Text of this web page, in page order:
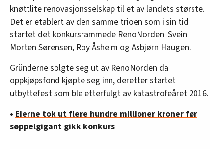
knøttlite renovasjonsselskap til et av landets største.
Det er etablert av den samme trioen som i sin tid
startet det konkursrammede RenoNorden: Svein
Morten Sørensen, Roy Åsheim og Asbjørn Haugen.
Gründerne solgte seg ut av RenoNorden da
oppkjøpsfond kjøpte seg inn, deretter startet
utbyttefest som ble etterfulgt av katastrofeåret 2016.
• Eierne tok ut flere hundre millioner kroner før
søppelgigant gikk konkurs